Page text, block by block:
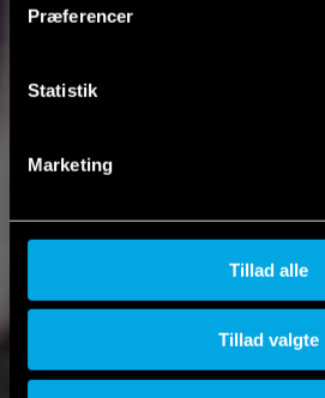
Præferencer
Statistik
Marketing
Tillad alle
Tillad valgte
Fjern